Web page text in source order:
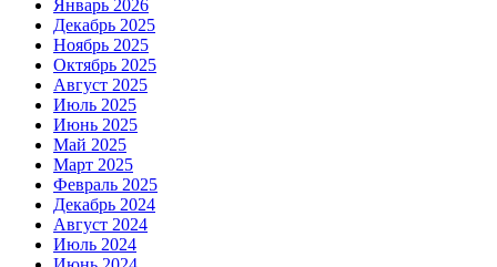
Январь 2026
Декабрь 2025
Ноябрь 2025
Октябрь 2025
Август 2025
Июль 2025
Июнь 2025
Май 2025
Март 2025
Февраль 2025
Декабрь 2024
Август 2024
Июль 2024